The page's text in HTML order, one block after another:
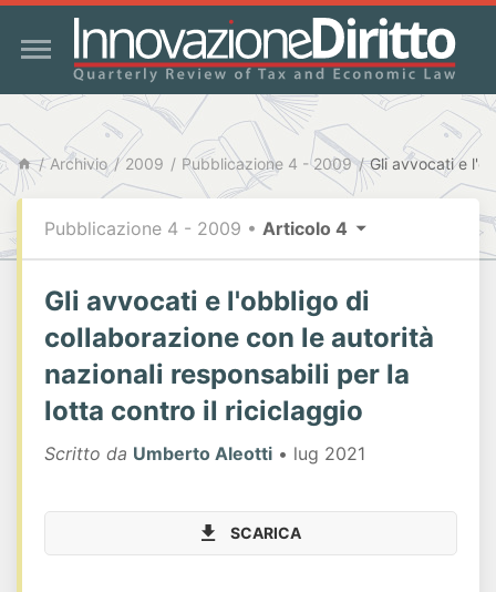
Archivio 2009 Pubblicazione 4 - 2009
Pubblicazione 4 - 2009 • Articolo 4
Gli avvocati e l'obbligo di
collaborazione con le autorità
nazionali responsabili per la
lotta contro il riciclaggio
Scritto da Umberto Aleotti • lug 2021
SCARICA